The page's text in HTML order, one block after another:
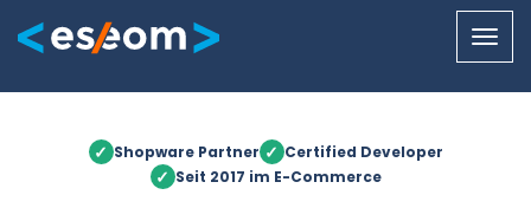
✓ Shopware Partner ✓ Certified Developer
✓ Seit 2017 im E-Commerce